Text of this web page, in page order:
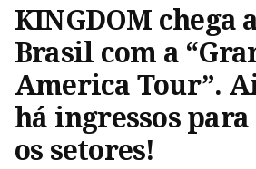
KINGDOM chega
Brasil com a
America Tour”.
há ingressos para
os setores!